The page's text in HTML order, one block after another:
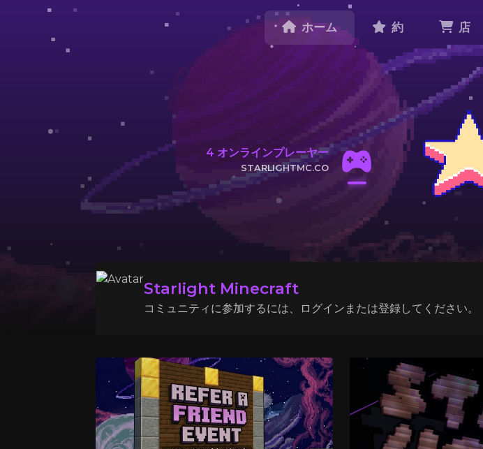
ホーム 約 店
4 オンラインプレーヤー
STARLIGHTMC.CO
Starlight Minecraft
コミュニティに参加するには、ログインまたは登録してください。